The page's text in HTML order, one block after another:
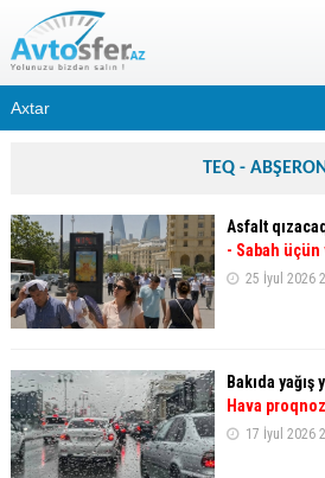
TEQ - ABŞERON
Asfalt
- Sabah üçün
25 İyul 2026
Bakıda
Hava
17 İyul 2026